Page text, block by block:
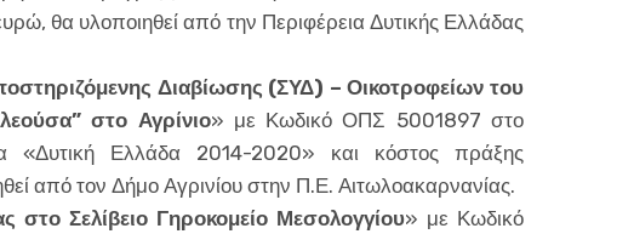
θα υλοποιηθεί από την Περιφέρεια Δυτικής Ελλάδας
Διαβίωσης (ΣΥΔ) – Οικοτροφείων του
στο Αγρίνιο» με Κωδικό ΟΠΣ 5001897 στο
«Δυτική Ελλάδα 2014-2020» και κόστος πράξης
από τον Δήμο Αγρινίου στην Π.Ε. Αιτωλοακαρνανίας.
στο Σελίβειο Γηροκομείο Μεσολογγίου» με Κωδικό